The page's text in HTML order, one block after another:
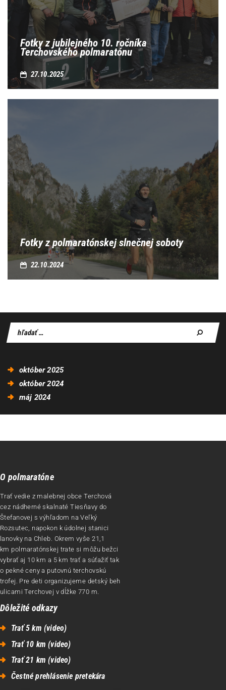
Fotky z jubilejného 10. ročníka
Terchovského polmaratónu
27.10.2025
Fotky z polmaratónskej slnečnej soboty
22.10.2024
október2025
október2024
máj 2024
O polmaratóne
Trať vedie z malebnej obce Terchová
cez nádherné skalnaté Tiesňavy do
Štefanovej s výhľadom na Veľký
Rozsutec, napokon k údolnej stanici
lanovky na Chleb. Okrem vyše 21,1
km polmaratónskej trate si môžu bežci
vybrať aj 10 km a 5 km trať a súťažiť tak
o pekné ceny a putovnú terchovskú
trofej. Pre deti organizujeme detský beh
ulicami Terchovej v dĺžke 770 m.
Dôležité odkazy
Trať 5 km (video)
Trať 10 km (video)
Trať 21 km (video)
Čestné prehlásenie pretekára